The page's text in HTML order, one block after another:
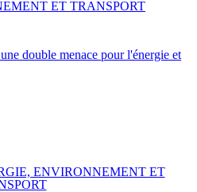
double menace pour l'énergie et
ET TRANSPORT
ENVIRONNEMENT ET